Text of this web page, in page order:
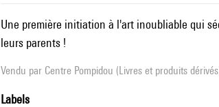
Une première initiation à l'art inoubliable qui
leurs parents !
Vendu par Centre Pompidou (Livres et produits
Labels